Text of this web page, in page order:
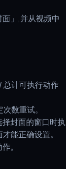
」,并从视频中
计可执行动作
数重试。
封面的窗口时执
能正确设置。
。